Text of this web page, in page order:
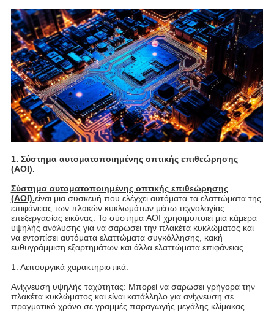
1. Σύστημα αυτοματοποιημένης οπτικής επιθεώρησης
(AOI).
Σύστημα αυτοματοποιημένης οπτικής επιθεώρησης
(AOI).είναι μια συσκευή που ελέγχει αυτόματα τα ελαττώματα της
επιφάνειας των πλακών κυκλωμάτων μέσω τεχνολογίας
επεξεργασίας εικόνας. Το σύστημα AOI χρησιμοποιεί μια κάμερα
υψηλής ανάλυσης για να σαρώσει την πλακέτα κυκλώματος και
να εντοπίσει αυτόματα ελαττώματα συγκόλλησης, κακή
ευθυγράμμιση εξαρτημάτων και άλλα ελαττώματα επιφάνειας.
1. Λειτουργικά χαρακτηριστικά:
Ανίχνευση υψηλής ταχύτητας: Μπορεί να σαρώσει γρήγορα την
πλακέτα κυκλώματος και είναι κατάλληλο για ανίχνευση σε
πραγματικό χρόνο σε γραμμές παραγωγής μεγάλης κλίμακας.